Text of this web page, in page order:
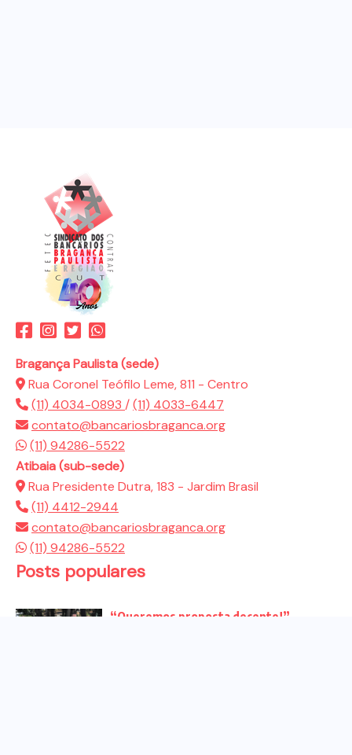
Bragança Paulista (sede)
Rua Coronel Teófilo Leme, 811 - Centro
(11) 4034-0893 /(11) 4033-6447
contato@bancariosbraganca.org
(11) 94286-5522
Atibaia (sub-sede)
Rua Presidente Dutra, 183 - Jardim Brasil
(11) 4412-2944
contato@bancariosbraganca.org
(11) 94286-5522
Posts populares
“Queremos proposta decente!”